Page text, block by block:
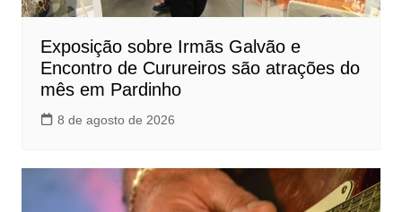
Exposição sobre Irmãs Galvão e
Encontro de Curureiros são atrações do
mês em Pardinho
8 de agosto de 2026